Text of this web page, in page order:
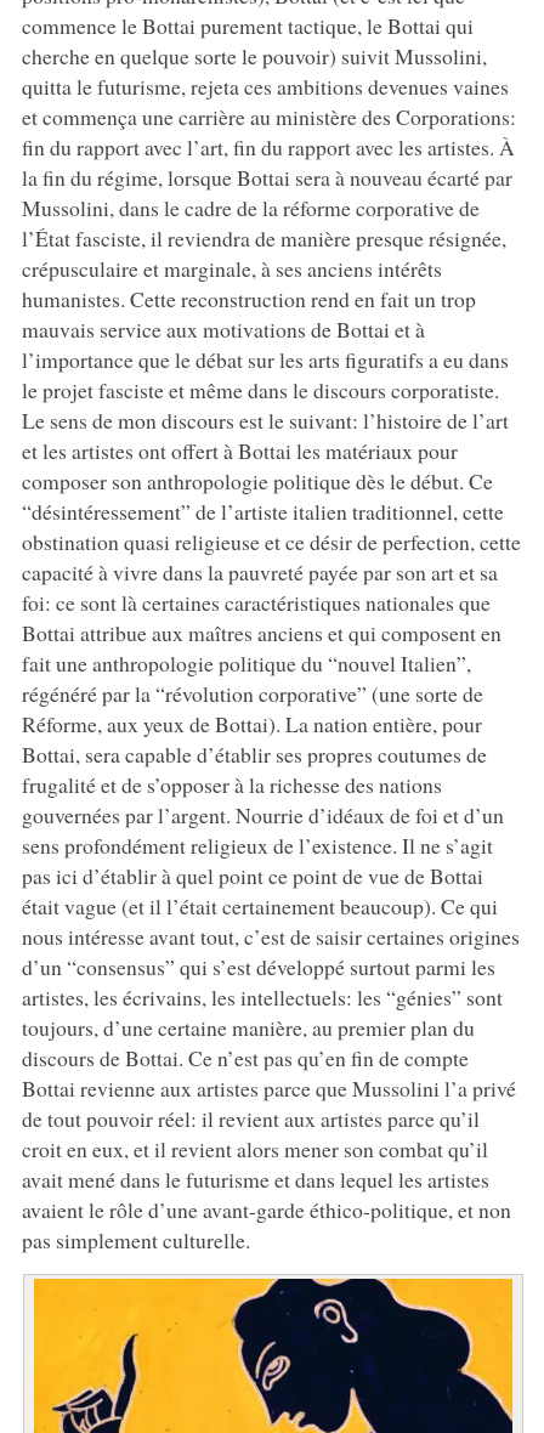
commence le Bottai purement tactique, le Bottai qui
cherche en quelque sorte le pouvoir) suivit Mussolini,
quitta le futurisme, rejeta ces ambitions devenues vaines
et commença une carrière au ministère des Corporations:
fin du rapport avec l’art, fin du rapport avec les artistes. À
la fin du régime, lorsque Bottai sera à nouveau écarté par
Mussolini, dans le cadre de la réforme corporative de
l’État fasciste, il reviendra de manière presque résignée,
crépusculaire et marginale, à ses anciens intérêts
humanistes. Cette reconstruction rend en fait un trop
mauvais service aux motivations de Bottai et à
l’importance que le débat sur les arts figuratifs a eu dans
le projet fasciste et même dans le discours corporatiste.
Le sens de mon discours est le suivant: l’histoire de l’art
et les artistes ont offert à Bottai les matériaux pour
composer son anthropologie politique dès le début. Ce
“désintéressement” de l’artiste italien traditionnel, cette
obstination quasi religieuse et ce désir de perfection, cette
capacité à vivre dans la pauvreté payée par son art et sa
foi: ce sont là certaines caractéristiques nationales que
Bottai attribue aux maîtres anciens et qui composent en
fait une anthropologie politique du “nouvel Italien”,
régénéré par la “révolution corporative” (une sorte de
Réforme, aux yeux de Bottai). La nation entière, pour
Bottai, sera capable d’établir ses propres coutumes de
frugalité et de s’opposer à la richesse des nations
gouvernées par l’argent. Nourrie d’idéaux de foi et d’un
sens profondément religieux de l’existence. Il ne s’agit
pas ici d’établir à quel point ce point de vue de Bottai
était vague (et il l’était certainement beaucoup). Ce qui
nous intéresse avant tout, c’est de saisir certaines origines
d’un “consensus” qui s’est développé surtout parmi les
artistes, les écrivains, les intellectuels: les “génies” sont
toujours, d’une certaine manière, au premier plan du
discours de Bottai. Ce n’est pas qu’en fin de compte
Bottai revienne aux artistes parce que Mussolini l’a privé
de tout pouvoir réel: il revient aux artistes parce qu’il
croit en eux, et il revient alors mener son combat qu’il
avait mené dans le futurisme et dans lequel les artistes
avaient le rôle d’une avant-garde éthico-politique, et non
pas simplement culturelle.